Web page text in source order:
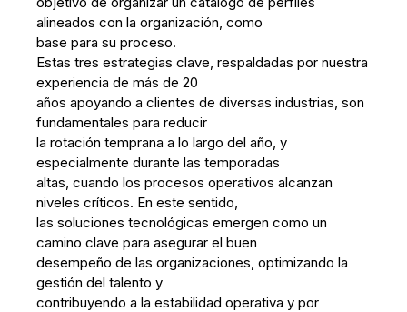
alineados con la organización, como
base para su proceso.
Estas tres estrategias clave, respaldadas por nuestra
experiencia de más de 20
años apoyando a clientes de diversas industrias, son
fundamentales para reducir
la rotación temprana a lo largo del año, y
especialmente durante las temporadas
altas, cuando los procesos operativos alcanzan
niveles críticos. En este sentido,
las soluciones tecnológicas emergen como un
camino clave para asegurar el buen
desempeño de las organizaciones, optimizando la
gestión del talento y
contribuyendo a la estabilidad operativa y por